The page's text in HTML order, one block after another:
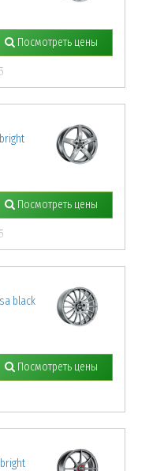
5
Посмотреть цены
5
Посмотреть цены
black
Посмотреть цены